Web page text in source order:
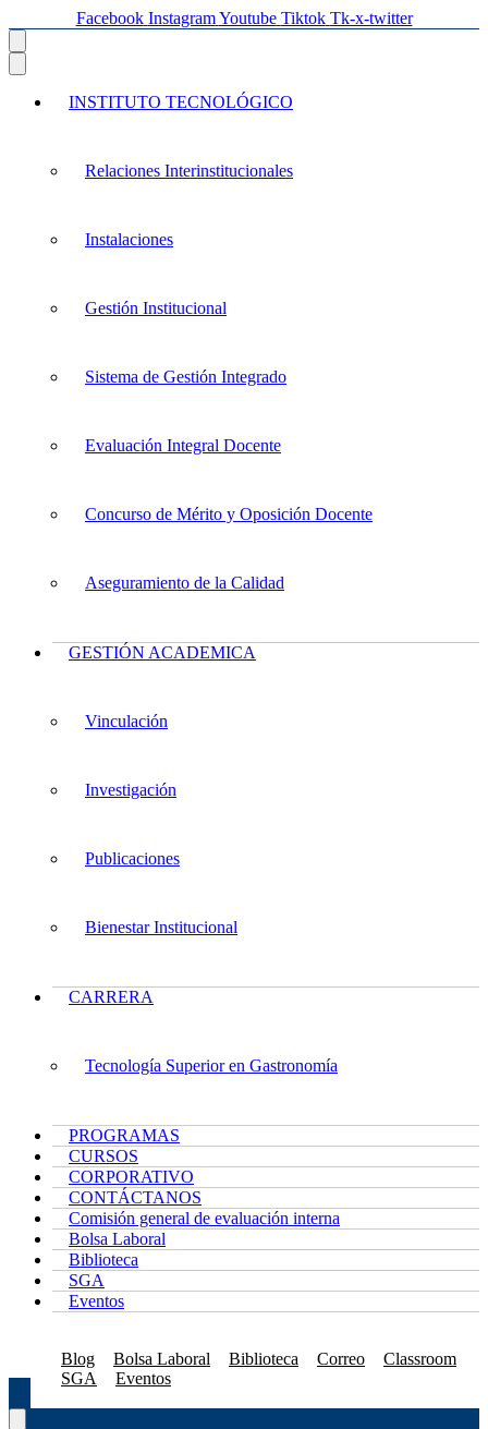
Facebook Instagram Youtube Tiktok Tk-x-twitter
INSTITUTO TECNOLÓGICO
Relaciones Interinstitucionales
Instalaciones
Gestión Institucional
Sistema de Gestión Integrado
Evaluación Integral Docente
Concurso de Mérito y Oposición Docente
Aseguramiento de la Calidad
GESTIÓN ACADEMICA
Vinculación
Investigación
Publicaciones
Bienestar Institucional
CARRERA
Tecnología Superior en Gastronomía
PROGRAMAS
CURSOS
CORPORATIVO
CONTÁCTANOS
Comisión general de evaluación interna
Bolsa Laboral
Biblioteca
SGA
Eventos
Blog Bolsa Laboral Biblioteca Correo
Classroom
SGA
Eventos